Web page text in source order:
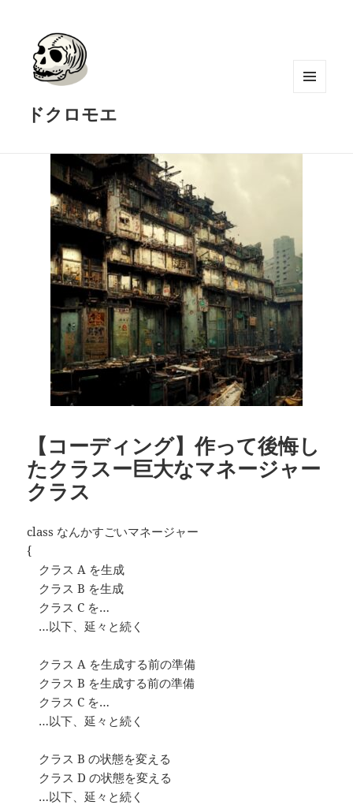
ドクロモエ
【コーディング】作って後悔し
たクラスー巨大なマネージャー
クラス
class なんかすごいマネージャー
{
クラス A を生成
クラス B を生成
クラス C を…
…以下、延々と続く
クラス A を生成する前の準備
クラス B を生成する前の準備
クラス C を…
…以下、延々と続く
クラス B の状態を変える
クラス D の状態を変える
…以下、延々と続く